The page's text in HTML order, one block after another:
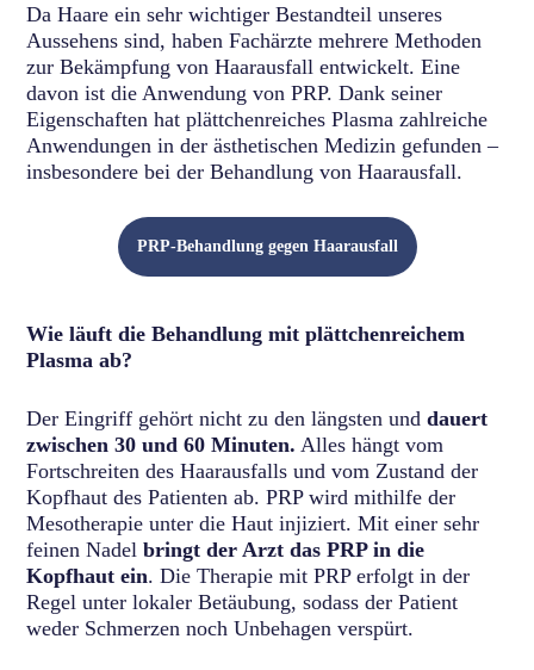
Da Haare ein sehr wichtiger Bestandteil unseres
Aussehens sind, haben Fachärzte mehrere Methoden
zur Bekämpfung von Haarausfall entwickelt. Eine
davon ist die Anwendung von PRP. Dank seiner
Eigenschaften hat plättchenreiches Plasma zahlreiche
Anwendungen in der ästhetischen Medizin gefunden –
insbesondere bei der Behandlung von Haarausfall.
PRP-Behandlung gegen Haarausfall
Wie läuft die Behandlung mit plättchenreichem
Plasma ab?
Der Eingriff gehört nicht zu den längsten unddauert
zwischen 30 und 60 Minuten. Alles hängt vom
Fortschreiten des Haarausfalls und vom Zustand der
Kopfhaut des Patienten ab. PRP wird mithilfe der
Mesotherapie unter die Haut injiziert. Mit einer sehr
feinen Nadelbringt der Arzt das PRP in die
Kopfhaut ein. Die Therapie mit PRP erfolgt in der
Regel unter lokaler Betäubung, sodass der Patient
weder Schmerzen noch Unbehagen verspürt.